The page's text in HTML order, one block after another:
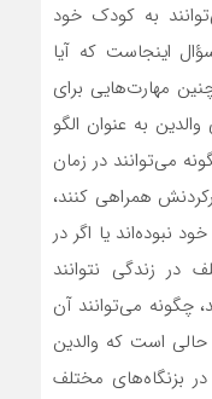
به کودک خود
اینجاست که آیا
مهارت‌هایی برای
به عنوان الگو
می‌توانند در زمان
همراهی کنند،
نبوده‌اند یا اگر در
در زندگی نتوانند
چگونه می‌توانند آن
است که والدین
در بزنگاه‌های مختلف